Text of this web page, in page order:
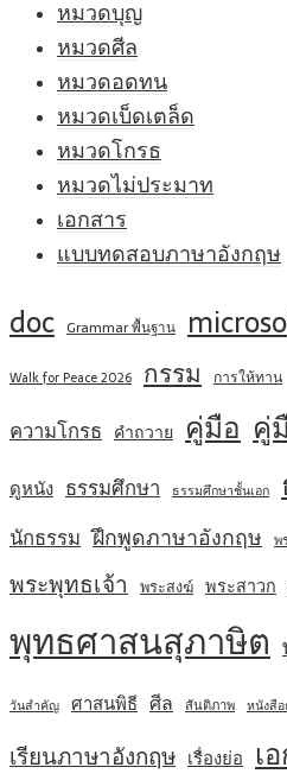
หมวดบุญ
หมวดศีล
หมวดอดทน
หมวดเบ็ดเตล็ด
หมวดโกรธ
หมวดไม่ประมาท
เอกสาร
แบบทดสอบภาษาอังกฤษ
doc Grammar พื้นฐาน
Walk for Peace 2026 กรรม การให้ทาน
ความโกรธ คำถวาย คู่มือ คู่
ดูหนัง ธรรมศึกษา ธรรมศึกษาชั้นเอก
นักธรรม ฝึกพูดภาษาอังกฤษ พ
พระพุทธเจ้า พระสงฆ์ พระสาวก
พุทธศาสนสุภาษิต
วันสำคัญ ศาสนพิธี ศีล สันติภาพ หนังสื
เรียนภาษาอังกฤษ เรื่องย่อ เ